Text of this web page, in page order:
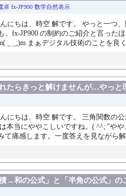
卓 fx-JP900 数学自然表示
にちは、時空 解です。 やっと一つ
、fx-JP900 の制約のご紹介と言った
_ _;)m まぁデジタル技術のことを良
たらきっと解けませんが…やっ
にちは、時空 解です。 三角関数の
本当にややこしいですね。( ^^; "や
て痛感します。一度答えを見ながら
→和の公式」と「半角の公式」の